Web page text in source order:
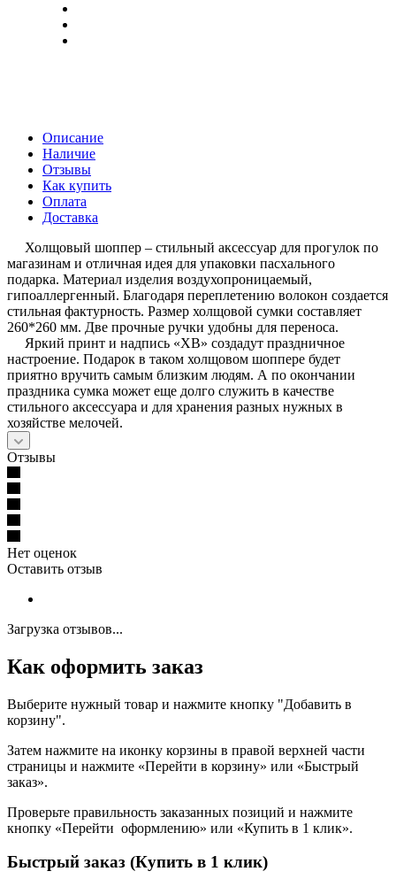
Описание
Наличие
Отзывы
Как купить
Оплата
Доставка
Холщовый шоппер – стильный аксессуар для прогулок по
магазинам и отличная идея для упаковки пасхального
подарка. Материал изделия воздухопроницаемый,
гипоаллергенный. Благодаря переплетению волокон создается
стильная фактурность. Размер холщовой сумки составляет
260*260 мм. Две прочные ручки удобны для переноса.
Яркий принт и надпись «ХВ» создадут праздничное
настроение. Подарок в таком холщовом шоппере будет
приятно вручить самым близким людям. А по окончании
праздника сумка может еще долго служить в качестве
стильного аксессуара и для хранения разных нужных в
хозяйстве мелочей.
Отзывы
Нет оценок
Оставить отзыв
Загрузка отзывов...
Как оформить заказ
Выберите нужный товар и нажмите кнопку "Добавить в
корзину".
Затем нажмите на иконку корзины в правой верхней части
страницы и нажмите «Перейти в корзину» или «Быстрый
заказ».
Проверьте правильность заказанных позиций и нажмите
кнопку «Перейти оформлению» или «Купить в 1 клик».
Быстрый заказ (Купить в 1 клик)